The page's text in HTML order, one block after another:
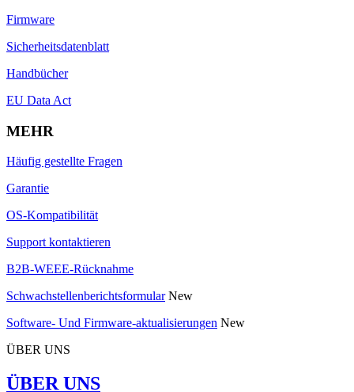
Firmware
Sicherheitsdatenblatt
Handbücher
EU Data Act
MEHR
Häufig gestellte Fragen
Garantie
OS-Kompatibilität
Support kontaktieren
B2B-WEEE-Rücknahme
Schwachstellenberichtsformular New
Software- Und Firmware-aktualisierungen New
ÜBER UNS
ÜBER UNS